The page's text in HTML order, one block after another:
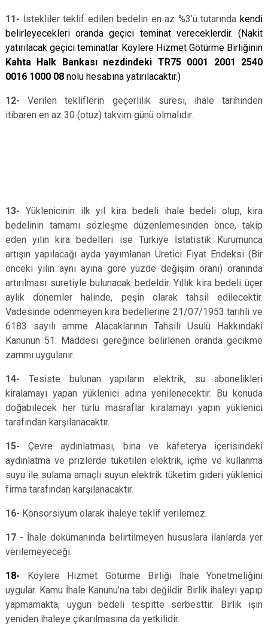
11- İstekliler teklif edilen bedelin en az %3’ü tutarında kendi
belirleyecekleri oranda geçici teminat vereceklerdir. (Nakit
yatırılacak geçici teminatlar Köylere Hizmet Götürme Birliğinin
Kahta Halk Bankası nezdindeki TR75 0001 2001 2540
0016 1000 08 nolu hesabına yatırılacaktır.)
12- Verilen tekliflerin geçerlilik süresi, ihale tarihinden
itibaren en az 30 (otuz) takvim günü olmalıdır.
13- Yüklenicinin ilk yıl kira bedeli ihale bedeli olup, kira
bedelinin tamamı sözleşme düzenlemesinden önce, takip
eden yılın kira bedelleri ise Türkiye İstatistik Kurumunca
artışın yapılacağı ayda yayımlanan Üretici Fiyat Endeksi (Bir
önceki yılın aynı ayına göre yüzde değişim oranı) oranında
artırılması suretiyle bulunacak bedeldir. Yıllık kira bedeli üçer
aylık dönemler halinde, peşin olarak tahsil edilecektir.
Vadesinde ödenmeyen kira bedellerine 21/07/1953 tarihli ve
6183 sayılı amme Alacaklarının Tahsili Usulü Hakkındaki
Kanunun 51. Maddesi gereğince belirlenen oranda gecikme
zammı uygulanır.
14- Tesiste bulunan yapıların elektrik, su abonelikleri
kiralamayı yapan yüklenici adına yenilenecektir. Bu konuda
doğabilecek her türlü masraflar kiralamayı yapın yüklenici
tarafından karşılanacaktır.
15- Çevre aydınlatması, bina ve kafeterya içerisindeki
aydınlatma ve prizlerde tüketilen elektrik, içme ve kullanma
suyu ile sulama amaçlı suyun elektrik tüketim gideri yüklenici
firma tarafından karşılanacaktır.
16- Konsorsiyum olarak ihaleye teklif verilemez.
17 - İhale dokümanında belirtilmeyen hususlara ilanlarda yer
verilemeyeceği.
18- Köylere Hizmet Götürme Birliği İhale Yönetmeliğini
uygular. Kamu İhale Kanunu’na tabi değildir. Birlik ihaleyi yapıp
yapmamakta, uygun bedeli tespitte serbesttir. Birlik işin
yeniden ihaleye çıkarılmasına da yetkilidir.